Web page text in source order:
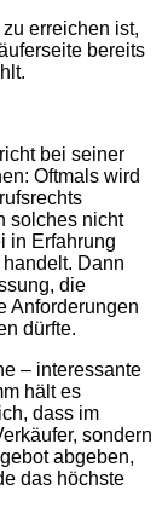
erreichen ist,
bereits
bei seiner
Oftmals wird
solches nicht
in Erfahrung
Dann
die
Anforderungen
dürfte.
– interessante
hält es
dass im
sondern
abgeben,
das höchste